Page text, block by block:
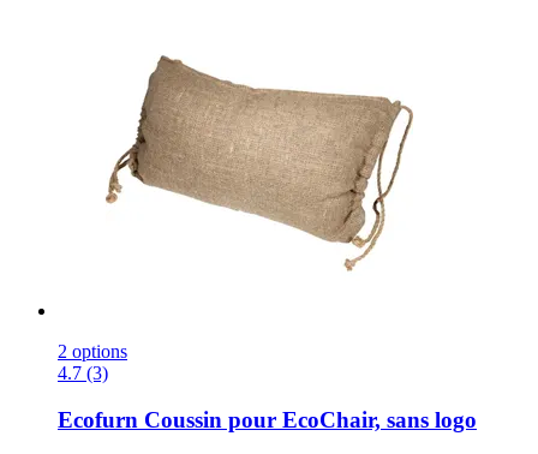
2 options
4.7 (3)
Ecofurn Coussin pour EcoChair, sans logo